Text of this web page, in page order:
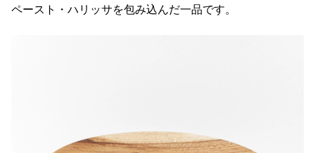
ペースト・ハリッサを包み込んだ一品です。